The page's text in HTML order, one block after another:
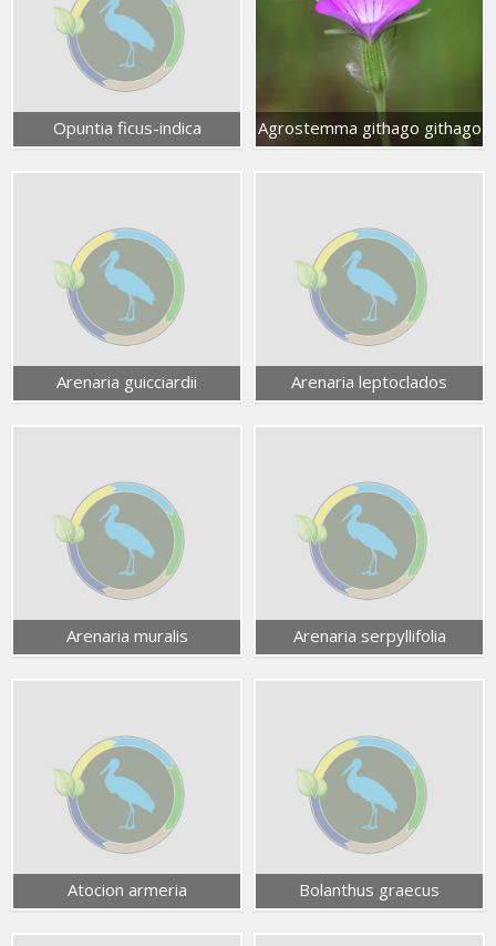
Opuntia ficus-indica Agrostemma githago githago
Arenaria guicciardii Arenaria leptoclados
Arenaria muralis Arenaria serpyllifolia
Atocion armeria Bolanthus graecus